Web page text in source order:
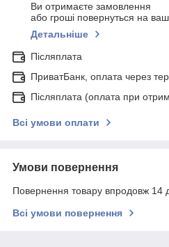
Ви отримаєте замовлення
або гроші повернуться на
Детальніше
Післяплата
ПриватБанк, оплата через
Післяплата (оплата при
Всі умови оплати
Умови повернення
Повернення товару впродовж 14
Всі умови повернення